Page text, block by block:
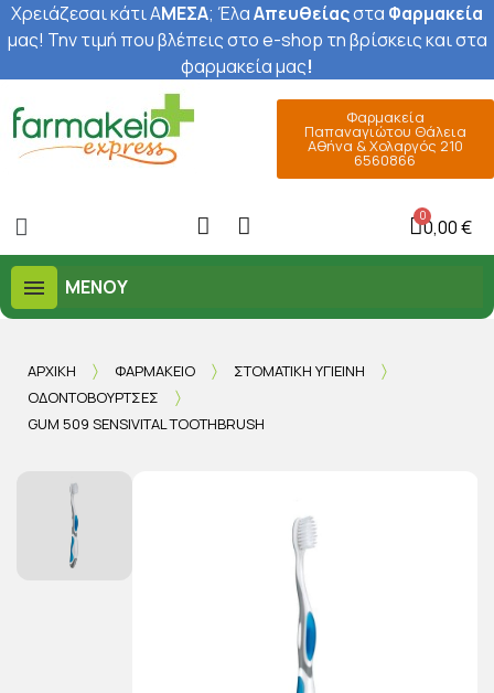
Χρειάζεσαι κάτι ΑΜΕΣΑ; ΈλαΑπευθείαςστα Φαρμακεία
μας! Την τιμή που βλέπεις στο e-shop τη βρίσκεις και στα
φαρμακεία μας!
Φαρμακεία
Παπαναγιώτου Θάλεια
Αθήνα & Χολαργός 210
6560866
0,00 €
ΜΕΝΟΎ
ΑΡΧΙΚΉ ΦΑΡΜΑΚΕΊΟ
ΣΤΟΜΑΤΙΚΉ ΥΓΙΕΙΝΉ
ΟΔΟΝΤΌΒΟΥΡΤΣΕΣ
GUM 509 SENSIVITAL TOOTHBRUSH